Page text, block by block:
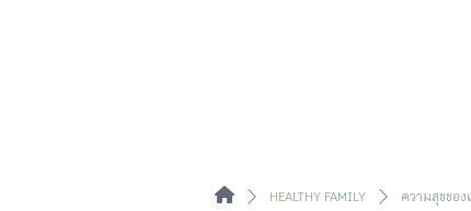
HEALTHY FAMILY ความสุขของ